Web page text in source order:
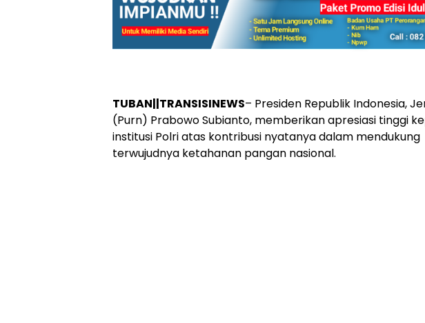
​TUBAN||TRANSISINEWS– Presiden Republik Indonesia,
(Purn) Prabowo Subianto, memberikan apresiasi tinggi
institusi Polri atas kontribusi nyatanya dalam mendukung
terwujudnya ketahanan pangan nasional.